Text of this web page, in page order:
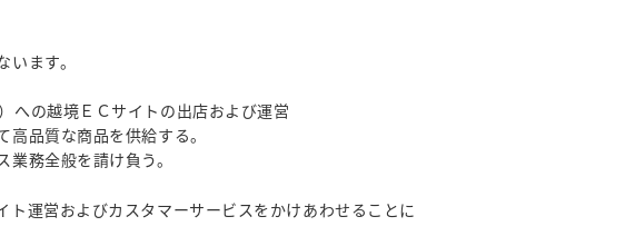
ます。
の越境ＥＣサイトの出店および運営
品質な商品を供給する。
務全般を請け負う。
運営およびカスタマーサービスをかけあわせることに